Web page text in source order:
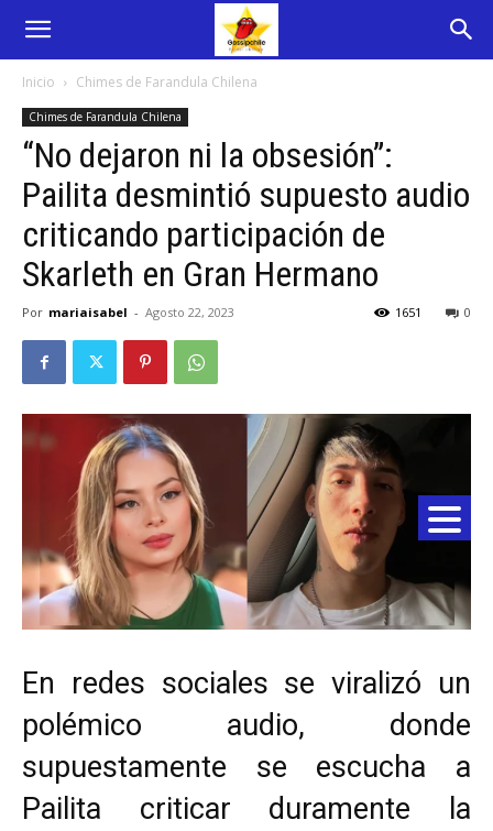
Inicio Chimes de Farandula Chilena
Chimes de Farandula Chilena
“No dejaron ni la obsesión”:
Pailita desmintió supuesto audio
criticando participación de
Skarleth en Gran Hermano
Por mariaisabel - Agosto 22, 2023 0
1651
En redes sociales se viralizó un
polémico audio, donde
supuestamente se escucha a
Pailita criticar duramente la